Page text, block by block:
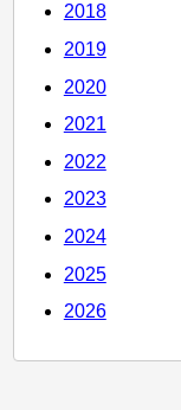
2018
2019
2020
2021
2022
2023
2024
2025
2026